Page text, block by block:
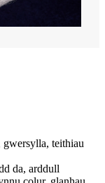
teithiau
da, arddull